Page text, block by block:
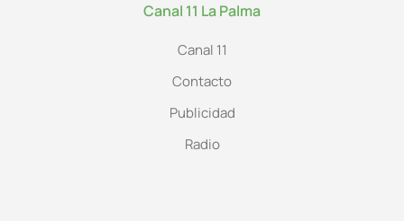
Canal 11 La Palma
Canal 11
Contacto
Publicidad
Radio